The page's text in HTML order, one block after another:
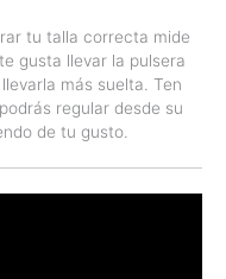
tu talla correcta mide
gusta llevar la pulsera
más suelta. Ten
regular desde su
de tu gusto.